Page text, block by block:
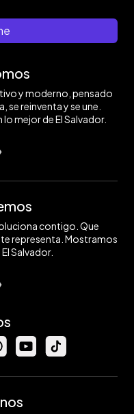
y moderno, pensado
se reinventa y se une.
mejor de El Salvador.
contigo. Que
representa. Mostramos
Salvador.